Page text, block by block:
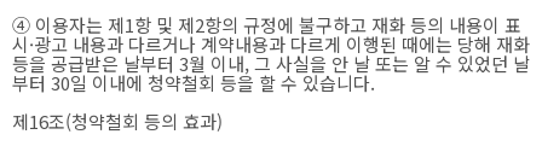
④ 이용자는 제1항 및 제2항의 규정에 불구하고 재화 등의 내용이 표
시·광고 내용과 다르거나 계약내용과 다르게 이행된 때에는 당해 재화
등을 공급받은 날부터 3월 이내, 그 사실을 안 날 또는 알 수 있었던 날
부터 30일 이내에 청약철회 등을 할 수 있습니다.
제16조(청약철회 등의 효과)